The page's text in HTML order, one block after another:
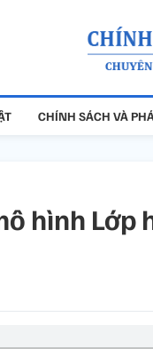
CHÍNH SÁCH VÀ
hình Lớp